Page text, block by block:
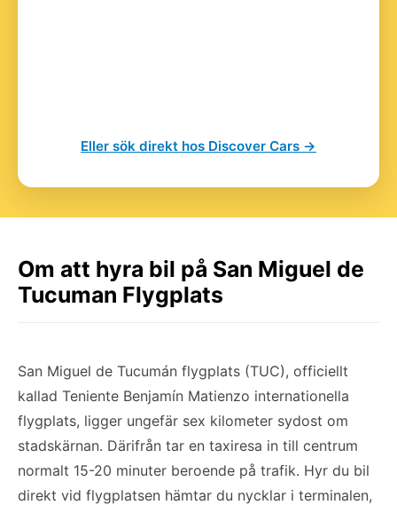
Eller sök direkt hos Discover Cars →
Om att hyra bil på San Miguel de
Tucuman Flygplats
San Miguel de Tucumán flygplats (TUC), officiellt
kallad Teniente Benjamín Matienzo internationella
flygplats, ligger ungefär sex kilometer sydost om
stadskärnan. Därifrån tar en taxiresa in till centrum
normalt 15-20 minuter beroende på trafik. Hyr du bil
direkt vid flygplatsen hämtar du nycklar i terminalen,